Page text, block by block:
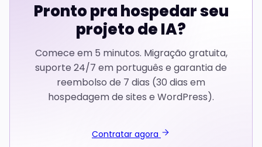
Pronto pra hospedar seu
projeto de IA?
Comece em 5 minutos. Migração gratuita,
suporte 24/7 em português e garantia de
reembolso de 7 dias (30 dias em
hospedagem de sites e WordPress).
Contratar agora